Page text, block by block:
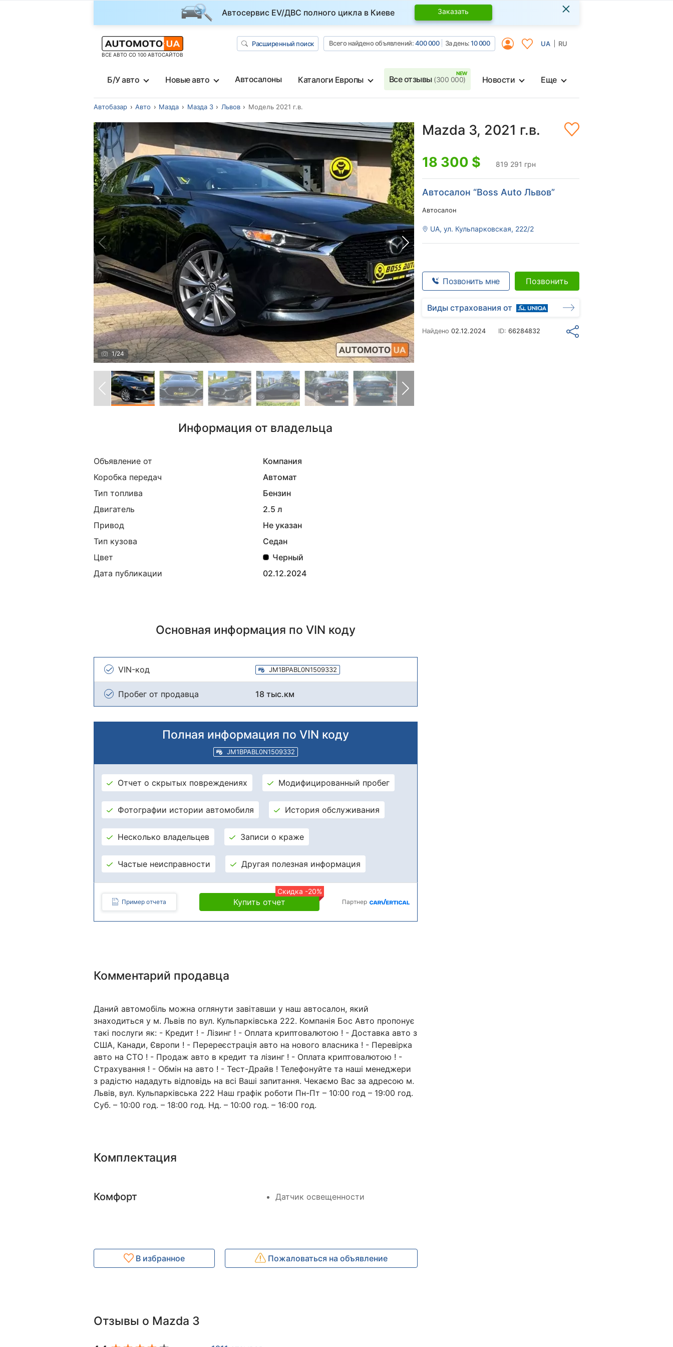
Автосервис EV/ДВС полного цикла в Киеве Заказать ×
ВСЕ АВТО СО 100 АВТОСАЙТОВ
Расширенный поиск Всего найдено объявлений:400 000 За день:10 000 UA RU
Б/У авто Новые авто Автосалоны Каталоги Европы Все отзывы (300 000) Новости Еще
Автобазар Авто Мазда Мазда 3 Львов Модель 2021 г.в.
1 /24
Mazda 3, 2021 г.в.
18 300 $ 819 291 грн
Автосалон “Boss Auto Львов”
Автосалон
UA, ул. Кульпарковская, 222/2
Позвонить мне Позвонить
Виды страхования от
Найдено 02.12.2024 ID:66284832
Информация от владельца
Объявление от
Компания
Коробка передач
Автомат
Тип топлива
Бензин
Двигатель
2.5 л
Привод
Не указан
Тип кузова
Седан
Цвет
Черный
Дата публикации
02.12.2024
Основная информация по VIN коду
VIN-код JM1BPABL0N1509332
Пробег от продавца 18 тыс.км
Полная информация по VIN коду
JM1BPABL0N1509332
Отчет о скрытых повреждениях Модифицированный пробег
Фотографии истории автомобиля История обслуживания
Несколько владельцев Записи о краже
Частые неисправности Другая полезная информация
Пример отчета
Скидка -20%
Купить отчет Партнер
Комментарий продавца
Даний автомобіль можна оглянути завітавши у наш автосалон, який
знаходиться у м. Львів по вул. Кульпарківська 222. Компанія Бос Авто пропонує
такі послуги як: - Кредит ! - Лізинг ! - Оплата криптовалютою ! - Доставка авто з
США, Канади, Європи ! - Перереєстрація авто на нового власника ! - Перевірка
авто на СТО ! - Продаж авто в кредит та лізинг ! - Оплата криптовалютою ! -
Страхування ! - Обмін на авто ! - Тест-Драйв ! Телефонуйте та наші менеджери
з радістю нададуть відповідь на всі Ваші запитання. Чекаємо Вас за адресою м.
Львів, вул. Кульпарківська 222 Наш графік роботи Пн-Пт – 10:00 год – 19:00 год.
Суб. – 10:00 год. – 18:00 год. Нд. – 10:00 год. – 16:00 год.
Комплектация
Комфорт Датчик освещенности
В избранное Пожаловаться на объявление
Отзывы о Mazda 3